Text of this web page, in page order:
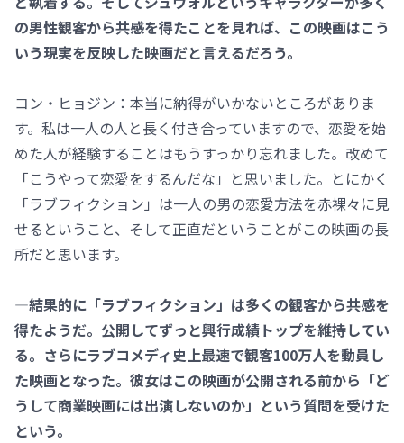
の男性観客から共感を得たことを見れば、この映画はこう
いう現実を反映した映画だと言えるだろう。
コン・ヒョジン：本当に納得がいかないところがありま
す。私は一人の人と長く付き合っていますので、恋愛を始
めた人が経験することはもうすっかり忘れました。改めて
「こうやって恋愛をするんだな」と思いました。とにかく
「ラブフィクション」は一人の男の恋愛方法を赤裸々に見
せるということ、そして正直だということがこの映画の長
所だと思います。
―結果的に「ラブフィクション」は多くの観客から共感を
得たようだ。公開してずっと興行成績トップを維持してい
る。さらにラブコメディ史上最速で観客100万人を動員し
た映画となった。彼女はこの映画が公開される前から「ど
うして商業映画には出演しないのか」という質問を受けた
という。